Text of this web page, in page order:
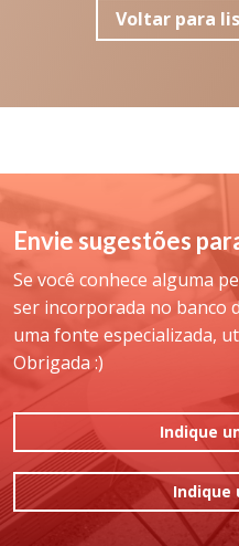
Voltar para
Envie sugestões
Se você conhece alguma
ser incorporada no banco
uma fonte especializada,
Obrigada :)
Indique
Indique